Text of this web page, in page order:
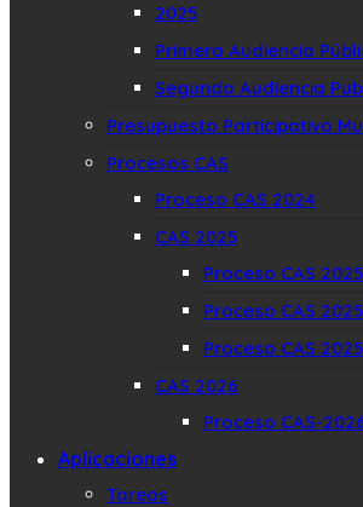
2025
Primera Audiencia
Segunda Audiencia
Presupuesto Participativo
Procesos CAS
Proceso CAS 2024
CAS 2025
Proceso CAS
Proceso CAS
Proceso CAS
CAS 2026
Proceso CAS-
Aplicaciones
Tareos